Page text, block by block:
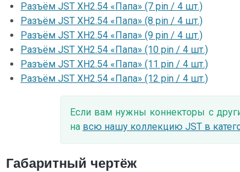
Разъём JST XH2.54 «Папа» (7 pin / 4 шт.)
Разъём JST XH2.54 «Папа» (8 pin / 4 шт.)
Разъём JST XH2.54 «Папа» (9 pin / 4 шт.)
Разъём JST XH2.54 «Папа» (10 pin / 4 шт.)
Разъём JST XH2.54 «Папа» (11 pin / 4 шт.)
Разъём JST XH2.54 «Папа» (12 pin / 4 шт.)
Если вам нужны коннекторы с
на всю нашу коллекцию JST в
Габаритный чертёж